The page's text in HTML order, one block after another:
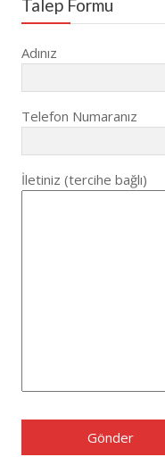
Talep Formu
Adınız
Telefon Numaranız
İletiniz (tercihe bağlı)